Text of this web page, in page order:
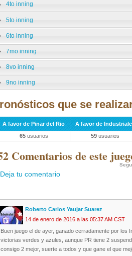
4to inning
5to inning
6to inning
7mo inning
8vo inning
9no inning
que se
A favor de Pinar del Rio
A favor de
65usuarios 59 usuarios
Comentarios de este
Deja tu comentario
Roberto Carlos Yaujar Suarez
14 de enero de 2016 a las 05:37 AM CST
Buen juego el de ayer, ganado cerradamente por
victorias verdes y azules, aunque PR tiene 2
consigo 2 mejor, suerte a todos y que gane el que